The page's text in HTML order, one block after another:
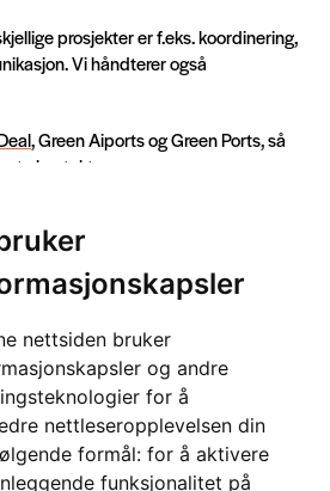
nettsiden bruker
og andre
for å
nettleseropplevelsen din
formål: for å aktivere
funksjonalitet på
prosjekter er f.eks. koordinering,
Vi håndterer også
, Green Aiports og Green Ports, så
ta kontakt.
gir anonym